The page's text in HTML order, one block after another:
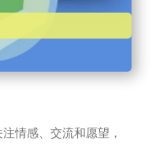
情感、交流和愿望，